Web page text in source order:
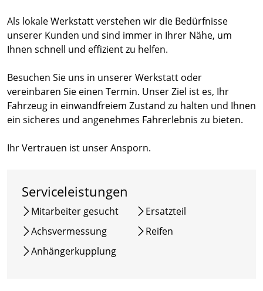
Als lokale Werkstatt verstehen wir die Bedürfnisse
unserer Kunden und sind immer in Ihrer Nähe, um
Ihnen schnell und effizient zu helfen.
Besuchen Sie uns in unserer Werkstatt oder
vereinbaren Sie einen Termin. Unser Ziel ist es, Ihr
Fahrzeug in einwandfreiem Zustand zu halten und Ihnen
ein sicheres und angenehmes Fahrerlebnis zu bieten.
Ihr Vertrauen ist unser Ansporn.
Serviceleistungen
Mitarbeiter gesucht
Achsvermessung
Anhängerkupplung
Ersatzteil
Reifen